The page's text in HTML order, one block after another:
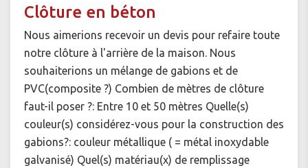
Clôture en béton
Nous aimerions recevoir un devis pour refaire toute
notre clôture à l'arrière de la maison. Nous
souhaiterions un mélange de gabions et de
PVC(composite ?) Combien de mètres de clôture
faut-il poser ?: Entre 10 et 50 mètres Quelle(s)
couleur(s) considérez-vous pour la construction des
gabions?: couleur métallique ( = métal inoxydable
galvanisé) Quel(s) matériau(x) de remplissage